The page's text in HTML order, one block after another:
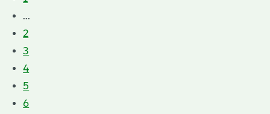
...
2
3
4
5
6